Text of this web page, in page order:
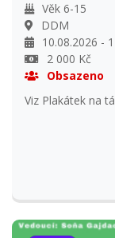
Věk 6-15
DDM
10.08.2026 -
2 000 Kč
Obsazeno